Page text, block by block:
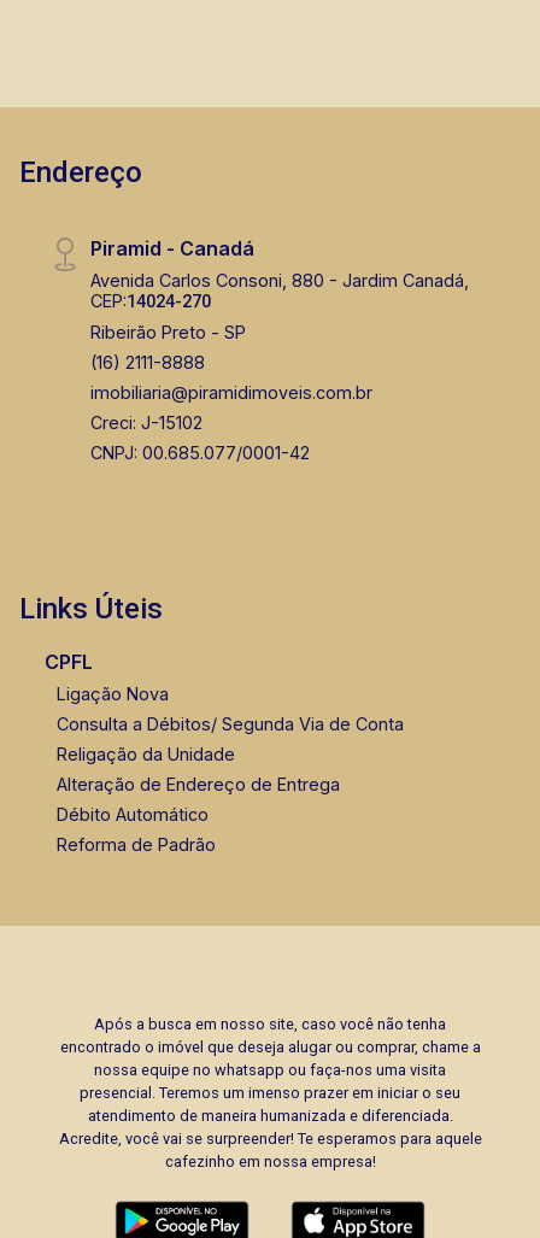
Endereço
Piramid - Canadá
Avenida Carlos Consoni, 880 - Jardim Canadá,
CEP:14024-270
Ribeirão Preto - SP
(16) 2111-8888
imobiliaria@piramidimoveis.com.br
Creci: J-15102
CNPJ: 00.685.077/0001-42
Links Úteis
CPFL
Ligação Nova
Consulta a Débitos/ Segunda Via de Conta
Religação da Unidade
Alteração de Endereço de Entrega
Débito Automático
Reforma de Padrão
Após a busca em nosso site, caso você não tenha
encontrado o imóvel que deseja alugar ou comprar, chame a
nossa equipe no whatsapp ou faça-nos uma visita
presencial. Teremos um imenso prazer em iniciar o seu
atendimento de maneira humanizada e diferenciada.
Acredite, você vai se surpreender! Te esperamos para aquele
cafezinho em nossa empresa!